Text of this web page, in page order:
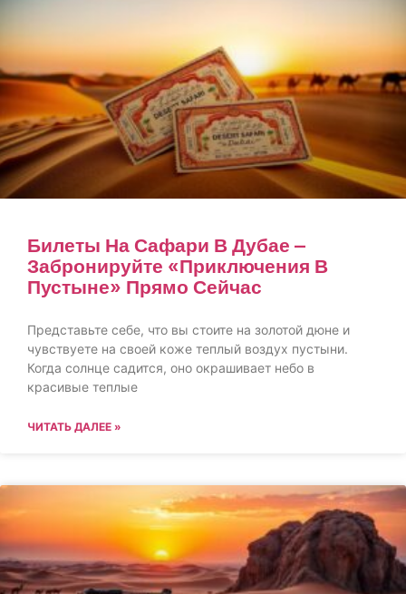
Билеты На Сафари В Дубае –
Забронируйте «Приключения В
Пустыне» Прямо Сейчас
Представьте себе, что вы стоите на золотой дюне и
чувствуете на своей коже теплый воздух пустыни.
Когда солнце садится, оно окрашивает небо в
красивые теплые
ЧИТАТЬ ДАЛЕЕ »